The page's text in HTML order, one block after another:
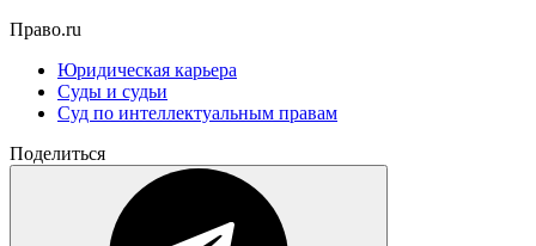
Право.ru
Юридическая карьера
Суды и судьи
Суд по интеллектуальным правам
Поделиться